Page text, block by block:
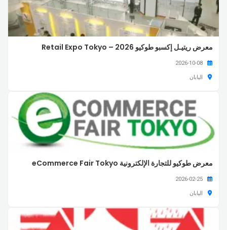
معرض ريتيـل إكسبو طوكيو 2026 – Retail Expo Tokyo
اليابان
معرض طوكيو للتجارة الإلكترونية eCommerce Fair Tokyo
اليابان